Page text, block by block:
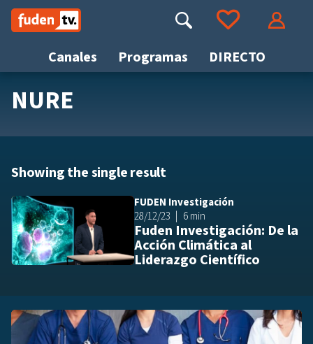
Saltar
contenido
Canales Programas DIRECTO
Buscar Ir a tus favoritos
NURE
Showing the single result
FUDEN Investigación
28/12/23
6 min
Fuden Investigación: De la
Acción Climática al
Liderazgo Científico